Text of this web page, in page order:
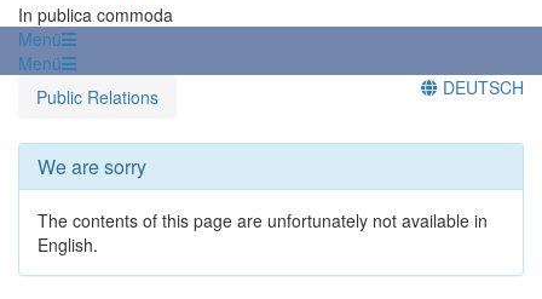
In publica commoda
Menü
Menü
Public Relations
DEUTSCH
We are sorry
The contents of this page are unfortunately not available in
English.